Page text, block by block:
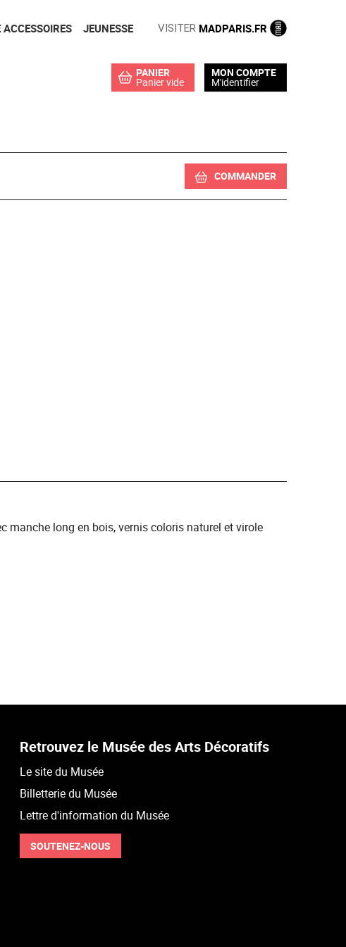
PANIER
Panier vide
MON COMPTE
M'identifier
ACCESSOIRES JEUNESSE VISITERMADPARIS.FR
COMMANDER
manche long en bois, vernis coloris naturel et virole
Retrouvez le Musée des Arts Décoratifs
Le site du Musée
Billetterie du Musée
Lettre d'information du Musée
SOUTENEZ-NOUS